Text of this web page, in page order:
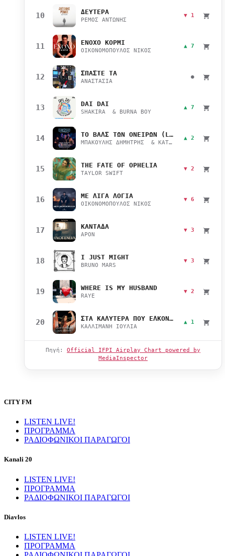
10 ΔΕΥΤΕΡΑ
ΡΕΜΟΣ ΑΝΤΩΝΗΣ
▼ 1
11 ΕΝΟΧΟ ΚΟΡΜΙ
ΟΙΚΟΝΟΜΟΠΟΥΛΟΣ ΝΙΚΟΣ
▲ 7
12 ΣΠΑΣΤΕ ΤΑ
ΑΝΑΣΤΑΣΙΑ
●
13 DAI DAI
SHAKIRA & BURNA BOY
▲ 7
14 ΤΟ ΒΑΛΣ ΤΩΝ ΟΝΕΙΡΩΝ (LIVE)
ΜΠΑΚΟΥΛΗΣ ΔΗΜΗΤΡΗΣ & ΚΑΤΣΙΜΙΧΑ ΜΑΡΙΑΝΑ
▲ 2
15 THE FATE OF OPHELIA
TAYLOR SWIFT
▼ 2
16 ΜΕ ΛΙΓΑ ΛΟΓΙΑ
ΟΙΚΟΝΟΜΟΠΟΥΛΟΣ ΝΙΚΟΣ
▼ 6
17 ΚΑΝΤΑΔΑ
APON
▼ 3
18 I JUST MIGHT
BRUNO MARS
▼ 3
19 WHERE IS MY HUSBAND
RAYE
▼ 2
20 ΣΤΑ ΚΑΛΥΤΕΡΑ ΠΟΥ ΕΛΚΟΝΤΑΙ
ΚΑΛΛΙΜΑΝΗ ΙΟΥΛΙΑ
▲ 1
Πηγή: Official IFPI Airplay Chart powered by
MediaInspector
CITY FM
LISTEN LIVE!
ΠΡΟΓΡΑΜΜΑ
ΡΑΔΙΟΦΩΝΙΚΟΙ ΠΑΡΑΓΩΓΟΙ
Kanali 20
LISTEN LIVE!
ΠΡΟΓΡΑΜΜΑ
ΡΑΔΙΟΦΩΝΙΚΟΙ ΠΑΡΑΓΩΓΟΙ
Diavlos
LISTEN LIVE!
ΠΡΟΓΡΑΜΜΑ